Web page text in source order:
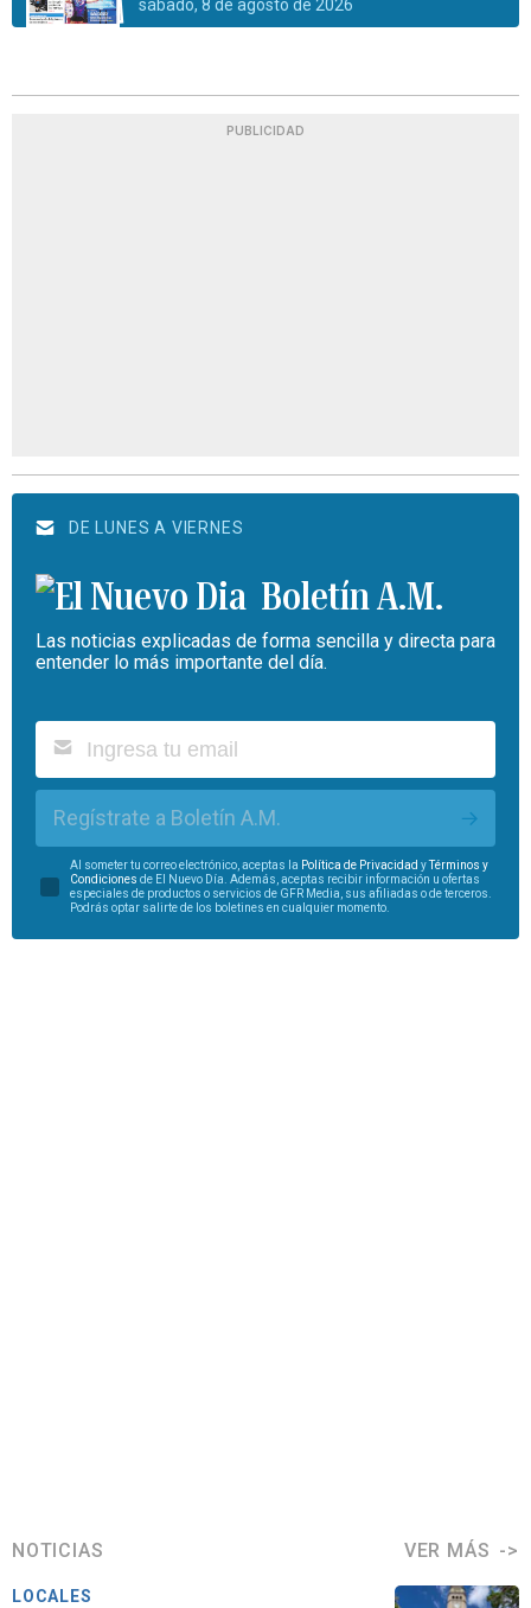
sábado, 8 de agosto de 2026
PUBLICIDAD
DE LUNES A VIERNES
Boletín A.M.
Las noticias explicadas de forma sencilla y directa para
entender lo más importante del día.
Regístrate a Boletín A.M.
Al someter tu correo electrónico, aceptas la Política de Privacidad yTérminos y
Condiciones de El Nuevo Día. Además, aceptas recibir información u ofertas
especiales de productos o servicios de GFR Media, sus afiliadas o de terceros.
Podrás optar salirte de los boletines en cualquier momento.
NOTICIAS VER MÁS
LOCALES